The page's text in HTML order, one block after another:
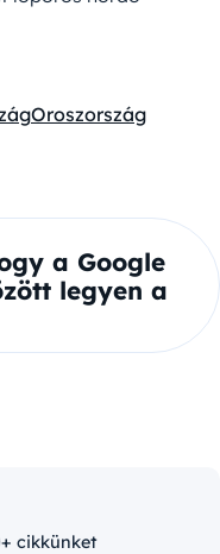
Oroszország
a Google
legyen a
cikkünket